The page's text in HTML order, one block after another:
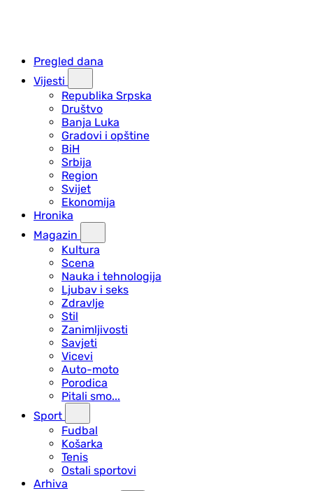
Pregled dana
Vijesti
Republika Srpska
Društvo
Banja Luka
Gradovi i opštine
BiH
Srbija
Region
Svijet
Ekonomija
Hronika
Magazin
Kultura
Scena
Nauka i tehnologija
Ljubav i seks
Zdravlje
Stil
Zanimljivosti
Savjeti
Vicevi
Auto-moto
Porodica
Pitali smo...
Sport
Fudbal
Košarka
Tenis
Ostali sportovi
Arhiva